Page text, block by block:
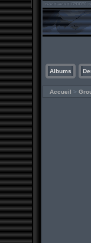
Albums
Accueil >